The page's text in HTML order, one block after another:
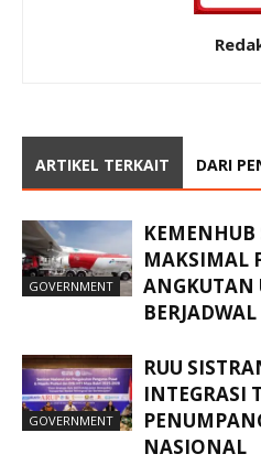
ARTIKEL TERKAIT DARI
GOVERNMENT
KEMENHUB
MAKSIMAL
ANGKUTAN
GOVERNMENT
RUU
INTEGRASI
NASIONAL